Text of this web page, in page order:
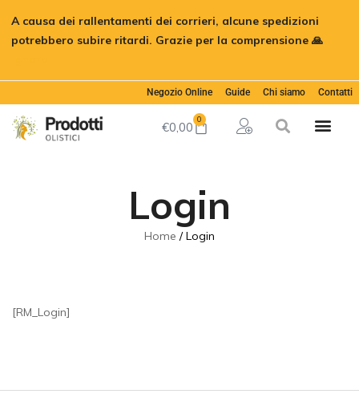
A causa dei rallentamenti dei corrieri, alcune spedizioni
potrebbero subire ritardi. Grazie per la comprensione 🙏
Negozio Online Guide Chi siamo Contatti
€0,00 0
Login
Home Login
[RM_Login]